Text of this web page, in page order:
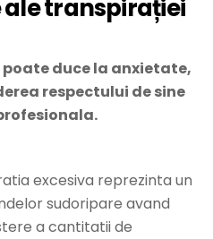
ale transpirației
duce la anxietate,
respectului de sine
excesiva reprezinta un
sudoripare avand
a cantitatii de